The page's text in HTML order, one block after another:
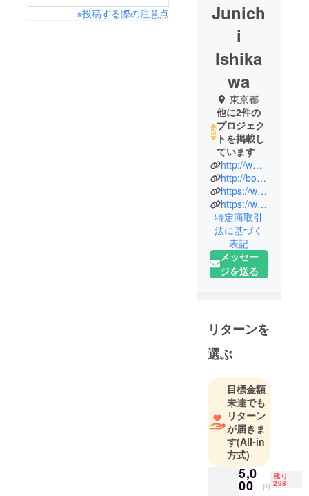
※投稿する際の注意点
Junich
i
Ishika
wa
東京都
他に2件の
プロジェク
トを掲載し
ています
http://www.le-petit-parisien.com/
http://book-plates.com/
https://www.facebook.com/petit.parisien.net
https://www.instagram.com/petit_parisien_japonais/
特定商取引
法に基づく
表記
メッセー
ジを送る
リターンを
選ぶ
目標金額
未達でも
リターン
が届きま
す(All-in
方式)
5,0
00 円
残り
298